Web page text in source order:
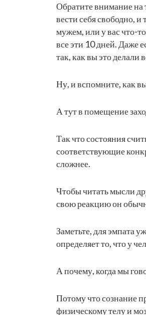
Обратите внимание на
вести себя свободно,
мужем, или у вас что-
все эти 10 дней. Даже
так, как вы это делали
Ну, и вспомните, как
А тут в помещение
Так что состояния
соответствующие
сложнее.
Чтобы читать мысли
свою реакцию он
Заметьте, для эмпата
определяет то, что у
А почему, когда мы
Потому что сознание
физическому телу и